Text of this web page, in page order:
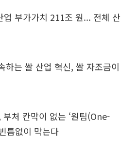
부가가치 211조 원... 전체 산
하는 쌀 산업 혁신, 쌀 자조금이
처 칸막이 없는 ‘원팀(One-
틈없이 막는다